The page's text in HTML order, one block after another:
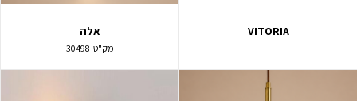
VITORIA אלה
מק"ט:30498